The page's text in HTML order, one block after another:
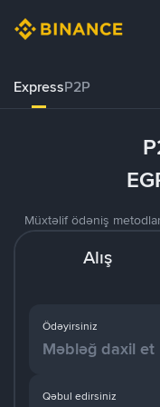
ExpressP2P
Müxtəlif ödəniş
Alış
Ödəyirsiniz
Qəbul edirsiniz